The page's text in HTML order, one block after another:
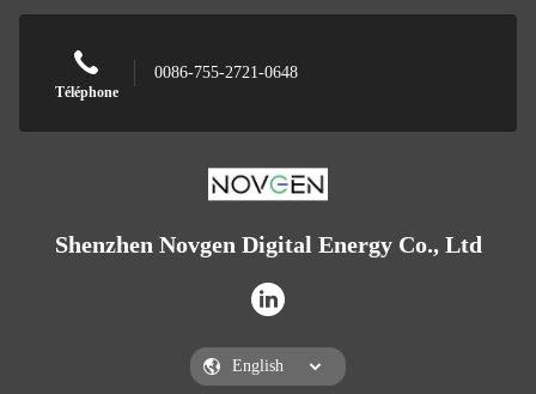
Téléphone
0086-755-2721-0648
Shenzhen Novgen Digital Energy Co., Ltd